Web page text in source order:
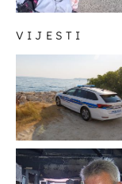
VIJESTI